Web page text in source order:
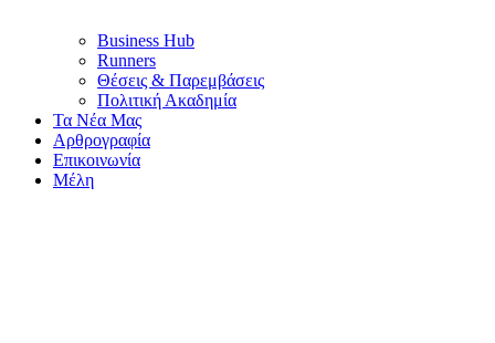
Business Hub
Runners
Θέσεις & Παρεμβάσεις
Πολιτική Ακαδημία
Τα Νέα Μας
Αρθρογραφία
Επικοινωνία
Μέλη